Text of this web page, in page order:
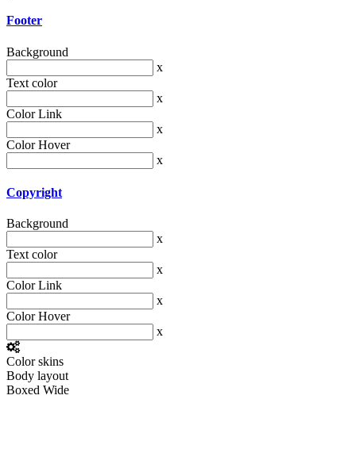
Footer
Background
x
Text color
x
Color Link
x
Color Hover
x
Copyright
Background
x
Text color
x
Color Link
x
Color Hover
x
Color skins
Body layout
Boxed Wide